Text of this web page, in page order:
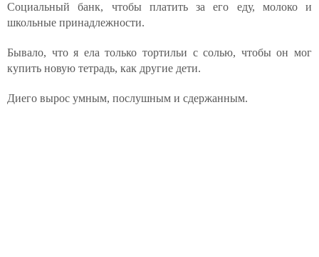
Социальный банк, чтобы платить за его еду, молоко и
школьные принадлежности.
Бывало, что я ела только тортильи с солью, чтобы он мог
купить новую тетрадь, как другие дети.
Диего вырос умным, послушным и сдержанным.